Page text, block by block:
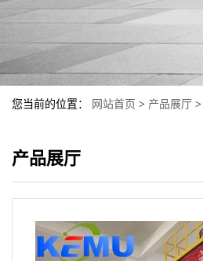
您当前的位置： 网站首页 > 产品展厅 >
产品展厅